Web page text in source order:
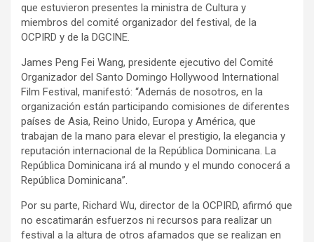
que estuvieron presentes la ministra de Cultura y
miembros del comité organizador del festival, de la
OCPIRD y de la DGCINE.
James Peng Fei Wang, presidente ejecutivo del Comité
Organizador del Santo Domingo Hollywood International
Film Festival, manifestó: “Además de nosotros, en la
organización están participando comisiones de diferentes
países de Asia, Reino Unido, Europa y América, que
trabajan de la mano para elevar el prestigio, la elegancia y
reputación internacional de la República Dominicana. La
República Dominicana irá al mundo y el mundo conocerá a
República Dominicana”.
Por su parte, Richard Wu, director de la OCPIRD, afirmó que
no escatimarán esfuerzos ni recursos para realizar un
festival a la altura de otros afamados que se realizan en